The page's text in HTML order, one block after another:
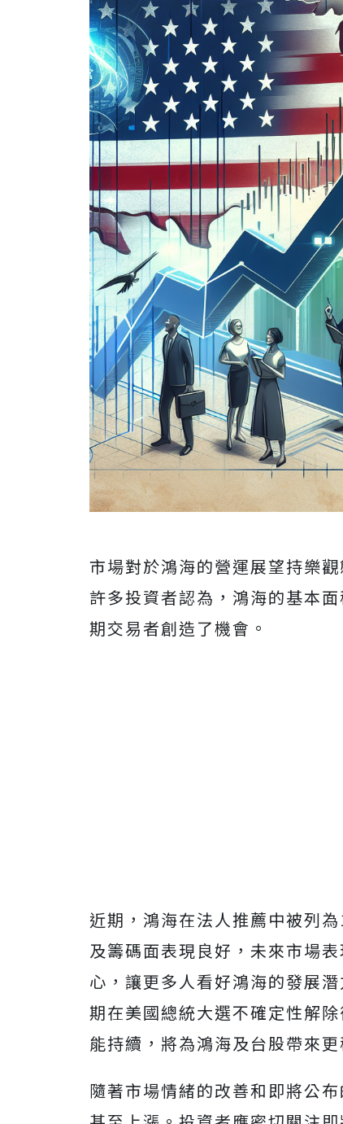
市場對於鴻海的營運展望持樂
許多投資者認為，鴻海的基本
期交易者創造了機會。
近期，鴻海在法人推薦中被列
及籌碼面表現良好，未來市場
心，讓更多人看好鴻海的發展
期在美國總統大選不確定性解
能持續，將為鴻海及台股帶來更
隨著市場情緒的改善和即將公